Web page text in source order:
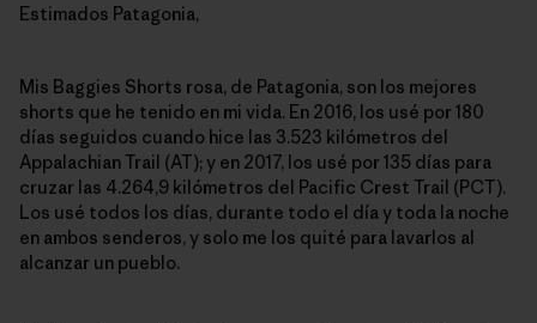
Estimados Patagonia,
Mis Baggies Shorts rosa, de Patagonia, son los mejores
shorts que he tenido en mi vida. En 2016, los usé por 180
días seguidos cuando hice las 3.523 kilómetros del
Appalachian Trail (AT); y en 2017, los usé por 135 días para
cruzar las 4.264,9 kilómetros del Pacific Crest Trail (PCT).
Los usé todos los días, durante todo el día y toda la noche
en ambos senderos, y solo me los quité para lavarlos al
alcanzar un pueblo.